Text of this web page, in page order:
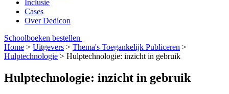
Inclusie
Cases
Over Dedicon
Schoolboeken bestellen
Home > Uitgevers > Thema's Toegankelijk Publiceren >
Hulptechnologie > Hulptechnologie: inzicht in gebruik
Hulptechnologie: inzicht in gebruik